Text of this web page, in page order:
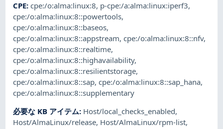
CPE:cpe:/o:alma:linux:8, p-cpe:/a:alma:linux:iperf3,
cpe:/o:alma:linux:8::powertools,
cpe:/o:alma:linux:8::baseos,
cpe:/o:alma:linux:8::appstream,cpe:/o:alma:linux:8::nfv,
cpe:/o:alma:linux:8::realtime,
cpe:/o:alma:linux:8::highavailability,
cpe:/o:alma:linux:8::resilientstorage,
cpe:/o:alma:linux:8::sap,cpe:/o:alma:linux:8::sap_hana,
cpe:/o:alma:linux:8::supplementary
必要な KB アイテム: Host/local_checks_enabled,
Host/AlmaLinux/release, Host/AlmaLinux/rpm-list,